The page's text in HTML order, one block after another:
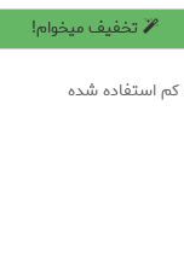
تخفیف میخوام!
کم استفاده شده